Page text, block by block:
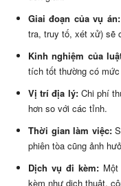
Giai đoạn của vụ án:
tra, truy tố, xét xử) sẽ
Kinh nghiệm của
tích tốt thường có
Vị trí địa lý:Chi phí
hơn so với các tỉnh.
Thời gian làm việc:
phiên tòa cũng ảnh
Dịch vụ đi kèm:Một
kèm như dịch thuật,